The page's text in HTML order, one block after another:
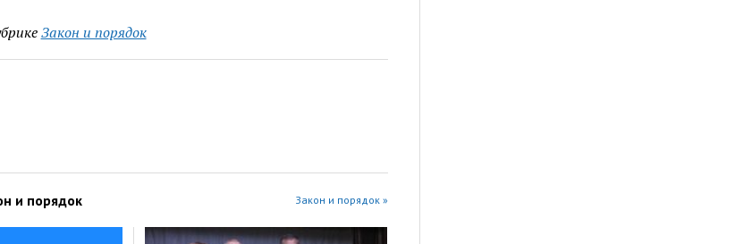
Закон и порядок
и порядок Закон и порядок »